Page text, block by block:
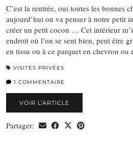
C’est la rentrée, oui toutes les bonnes
aujourd’hui on va penser à notre petit
créer un petit cocon … Cet intérieur
endroit où l’on se sent bien, peut être
en tissu ou à ce parquet en chevron
VISITES PRIVÉES
1 COMMENTAIRE
VOIR L’ARTICLE
Partager: